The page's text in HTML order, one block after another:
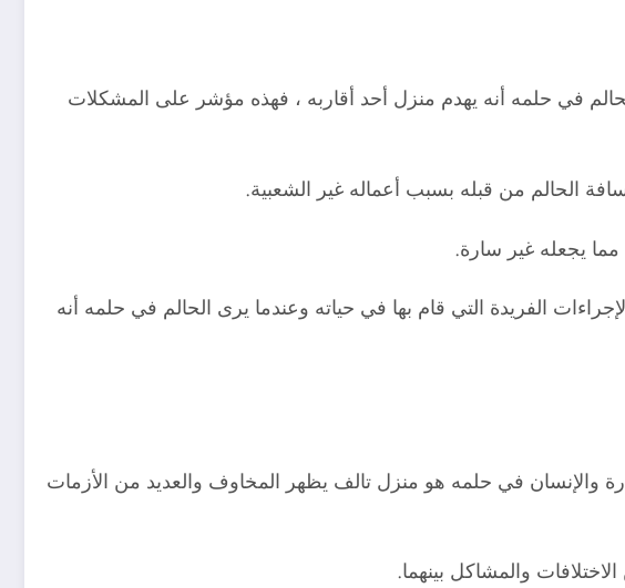
في حلمه أنه يهدم منزل أحد أقاربه ، فهذه مؤشر على المشكلات
الحالم من قبله بسبب أعماله غير الشعبية.
الفريدة التي قام بها في حياته وعندما يرى الحالم في حلمه أنه
والإنسان في حلمه هو منزل تالف يظهر المخاوف والعديد من الأزمات
والمشاكل بينهما.